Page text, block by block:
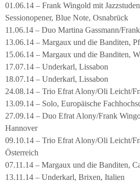
01.06.14 – Frank Wingold mit
Sessionopener, Blue Note, Osnabrück
11.06.14 – Duo Martina Gassmann/
13.06.14 – Margaux und die Banditen,
15.06.14 – Margaux und die Banditen,
17.07.14 – Underkarl, Lissabon
18.07.14 – Underkarl, Lissabon
24.08.14 – Trio Efrat Alony/Oli Leicht/
13.09.14 – Solo, Europäische
27.09.14 – Duo Efrat Alony/Frank
Hannover
09.10.14 – Trio Efrat Alony/Oli Leicht/
Österreich
07.11.14 – Margaux und die Banditen,
13.11.14 – Underkarl, Brixen, Italien